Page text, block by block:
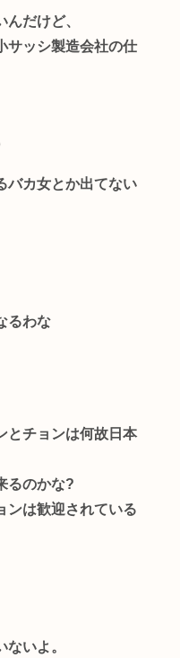
だけど、
サッシ製造会社の仕
バカ女とか出てない
るわな
とチョンは何故日本
るのかな?
ンは歓迎されている
いよ。